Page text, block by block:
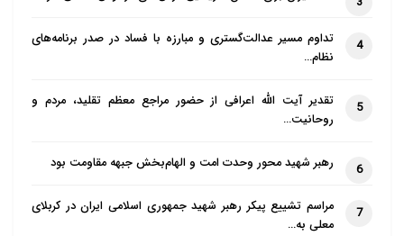
4
تداوم مسیر عدالت‌گستری و مبارزه با فساد در صدر برنامه‌های
نظام…
5
تقدیر آیت الله اعرافی از حضور مراجع معظم تقلید، مردم و
روحانیت…
6 رهبر شهید محور وحدت امت و الهام‌بخش جبهه مقاومت بود
7
مراسم تشییع پیکر رهبر شهید جمهوری اسلامی ایران در کربلای
معلی به…